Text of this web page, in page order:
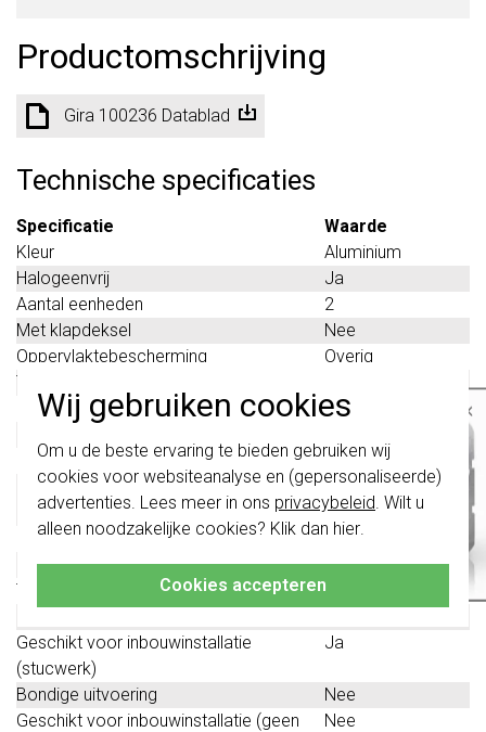
Wij gebruiken cookies
Om u de beste ervaring te bieden gebruiken wij
cookies voor websiteanalyse en (gepersonaliseerde)
advertenties. Lees meer in ons privacybeleid. Wilt u
alleen noodzakelijke cookies? Klik dan hier.
Cookies accepteren
Productomschrijving
Gira 100236 Datablad
Technische specificaties
Specificatie
Waarde
Kleur
Aluminium
Halogeenvrij
Ja
Aantal eenheden
2
Met klapdeksel
Nee
Oppervlaktebescherming
Overig
Tekstveld/beschrijvingsvlak
Kwaliteitsklasse
Thermoplast
Bevestigingswijze
Klembevestiging
Montagerichting
Horizontaal en
verticaal
Beschermingsgraad (IP)
IP20
Geschikt voor vloerpot
Nee
Transparant
Nee
Geschikt voor inbouwinstallatie
(stucwerk)
Ja
Bondige uitvoering
Nee
Geschikt voor inbouwinstallatie (geen
Nee
×
schakelwippen zijn vernieuwd. Ze zijn
niette combineren met de schakelaars
van vóór augustus 2024.
Klik hiervoor meer informatie, zodat je